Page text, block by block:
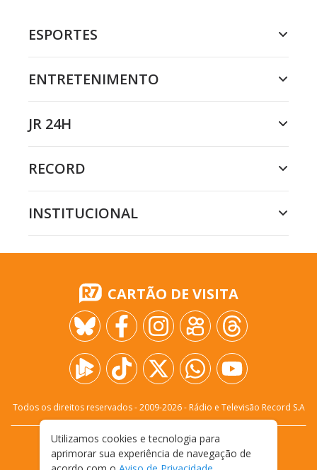
ESPORTES
ENTRETENIMENTO
JR 24H
RECORD
INSTITUCIONAL
CARTÃO DE VISITA
Todos os direitos reservados - 2009-2026- Rádio e Televisão Record S.A
FALE CONOSCO
PRIVACIDADE
TERMOS E CONDIÇÕES DE USO
Utilizamos cookies e tecnologia para
aprimorar sua experiência de navegação de